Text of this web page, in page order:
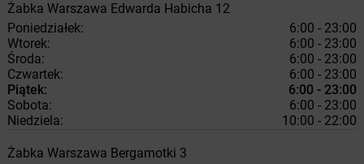
Żabka Warszawa Edwarda Habicha 12
Poniedziałek:
6:00 - 23:00
Wtorek:
6:00 - 23:00
Środa:
6:00 - 23:00
Czwartek:
6:00 - 23:00
Piątek:
6:00 - 23:00
Sobota:
6:00 - 23:00
Niedziela:
10:00 - 22:00
Żabka Warszawa Bergamotki 3